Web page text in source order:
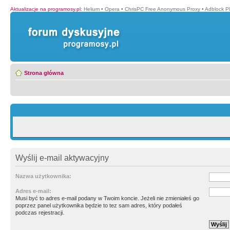
Aktualizacje na programosy.pl: Helium • Opera • ChrisPC Free Anonymous Proxy • Adblock
Strona główna
Wyślij e-mail aktywacyjny
Nazwa użytkownika:
Adres e-mail:
Musi być to adres e-mail podany w Twoim koncie. Jeżeli nie zmieniałeś go
poprzez panel użytkownika będzie to tez sam adres, który podałeś
podczas rejestracji.